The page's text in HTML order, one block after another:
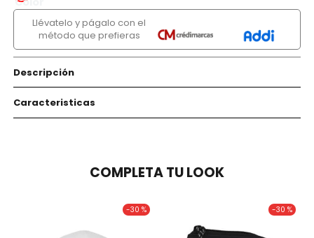
Llévatelo y págalo con el
método que prefieras
Descripción
Caracteristicas
COMPLETA TU LOOK
-30 % -30 %